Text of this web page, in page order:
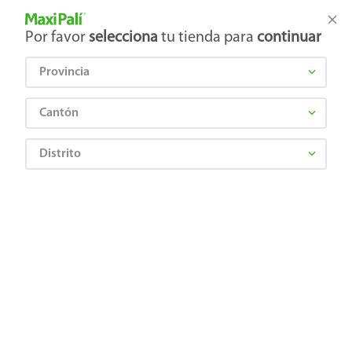
Tienda Maxi Palí
Por favor selecciona tu tienda para continuar
Provincia
Cantón
Distrito